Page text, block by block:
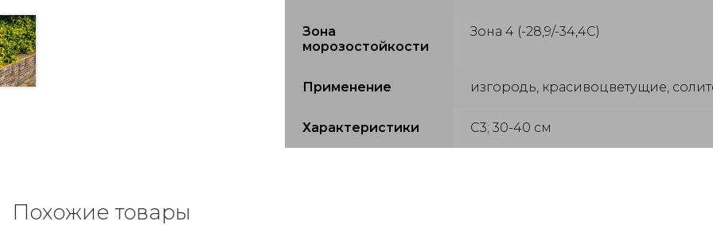
Зона
морозостойкости
Зона 4 (-28,9/-34,4С)
Применение изгородь, красивоцветущие,
Характеристики С3; 30-40 см
Похожие товары